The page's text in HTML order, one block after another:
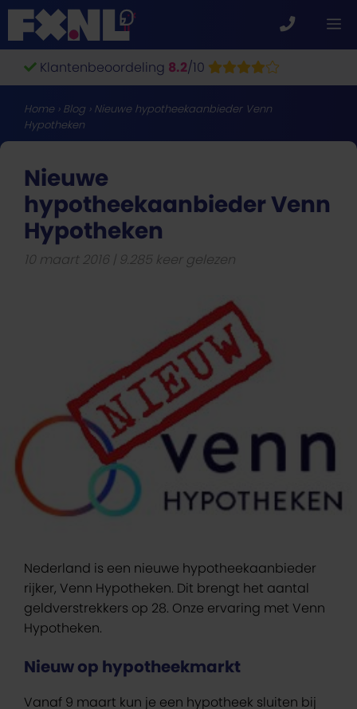
Ga
naar
de
inhoudKlantenbeoordeling 8.2/10
Home› Blog › Nieuwe hypotheekaanbieder Venn
Hypotheken
Nieuwe
hypotheekaanbieder Venn
Hypotheken
10 maart 2016 9.285 keer gelezen
Nederland is een nieuwe hypotheekaanbieder
rijker, Venn Hypotheken. Dit brengt het aantal
geldverstrekkers op 28. Onze ervaring met Venn
Hypotheken.
Nieuw op hypotheekmarkt
Vanaf 9 maart kun je een hypotheek sluiten bij